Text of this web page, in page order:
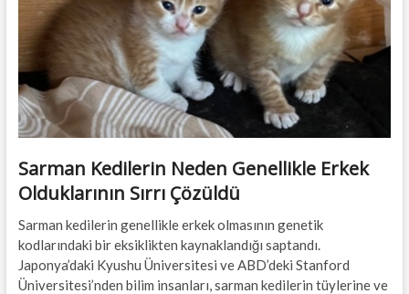
Sarman Kedilerin Neden Genellikle Erkek
Olduklarının Sırrı Çözüldü
Sarman kedilerin genellikle erkek olmasının genetik
kodlarındaki bir eksiklikten kaynaklandığı saptandı.
Japonya’daki Kyushu Üniversitesi ve ABD’deki Stanford
Üniversitesi’nden bilim insanları, sarman kedilerin tüylerine ve